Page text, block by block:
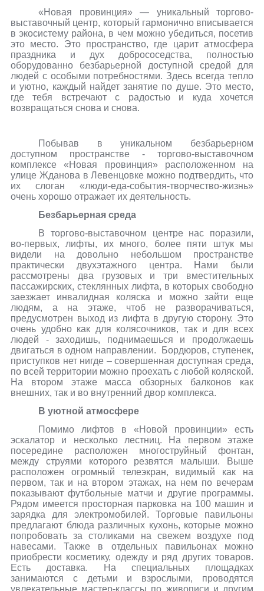
«Новая провинция» — уникальный торгово-
выставочный центр, который гармонично вписывается
в экосистему района, в чем можно убедиться, посетив
это место. Это пространство, где царит атмосфера
праздника и дух добрососедства, полностью
оборудованно безбарьерной доступной средой для
людей с особыми потребностями. Здесь всегда тепло
и уютно, каждый найдет занятие по душе. Это место,
где тебя встречают с радостью и куда хочется
возвращаться снова и снова.
Побывав в уникальном безбарьерном
доступном пространстве - торгово-выставочном
комплексе «Новая провинция» расположенном на
улице Жданова в Левенцовке можно подтвердить, что
их слоган «люди-еда-события-творчество-жизнь»
очень хорошо отражает их деятельность.
Безбарьерная среда
В торгово-выставочном центре нас поразили,
во-первых, лифты, их много, более пяти штук мы
видели на довольно небольшом пространстве
практически двухэтажного центра. Нами были
рассмотрены два грузовых и три вместительных
пассажирских, стеклянных лифта, в которых свободно
заезжает инвалидная коляска и можно зайти еще
людям, а на этаже, чтоб не разворачиваться,
предусмотрен выход из лифта в другую сторону. Это
очень удобно как для колясочников, так и для всех
людей - заходишь, поднимаешься и продолжаешь
двигаться в одном направлении.
Бордюров, ступенек,
приступков нет нигде – совершенная доступная среда,
по всей территории можно проехать с любой коляской.
На втором этаже масса обзорных балконов как
внешних, так и во внутренний двор комплекса.
В уютной атмосфере
Помимо лифтов в «Новой провинции» есть
эскалатор и несколько лестниц. На первом этаже
посередине расположен многоструйный фонтан,
между струями которого резвятся малыши. Выше
расположен огромный телеэкран, видимый как на
первом, так и на втором этажах, на нем по вечерам
показывают футбольные матчи и другие программы.
Рядом имеется просторная парковка на 100 машин и
зарядка для электромобилей. Торговые павильоны
предлагают блюда различных кухонь, которые можно
попробовать за столиками на свежем воздухе под
навесами. Также в отдельных павильонах можно
приобрести косметику, одежду и ряд других товаров.
Есть доставка. На специальных площадках
занимаются с детьми и взрослыми, проводятся